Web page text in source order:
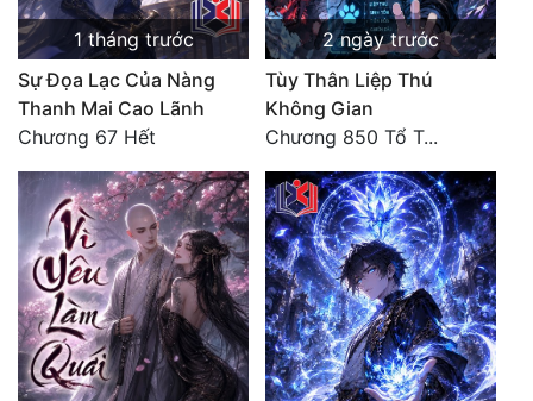
Tu Chân
Tu Tiên
Tội Phạm
Vô Địch
Võ Hiệp
Võng Du
Xuyên Không
Xuyên Nhanh
1 tháng trước
Sự Đọa Lạc Của Nàng
Thanh Mai Cao Lãnh
Chương 67 Hết
2 ngày trước
Tùy Thân Liệp Thú
Không Gian
Chương 850 Tổ T...